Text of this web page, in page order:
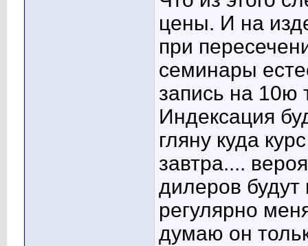
цены. И на
при
семинары
запись на 10ю
Индексация
гляну куда
завтра....
дилеров
регулярно
думаю он